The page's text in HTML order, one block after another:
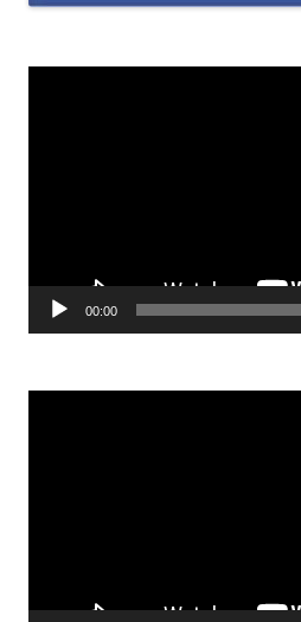
Odtwarzacz
00:00
Odtwarzacz